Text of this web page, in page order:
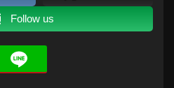
Follow us